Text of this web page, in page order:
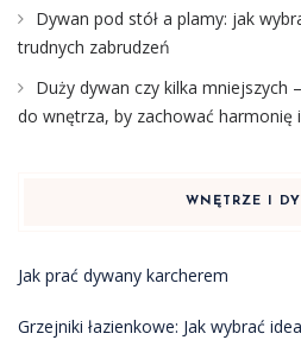
Dywan pod stół a plamy: jak
trudnych zabrudzeń
Duży dywan czy kilka mniejszych
do wnętrza, by zachować harmonię
WNĘTRZE I
Jak prać dywany karcherem
Grzejniki łazienkowe: Jak wybrać